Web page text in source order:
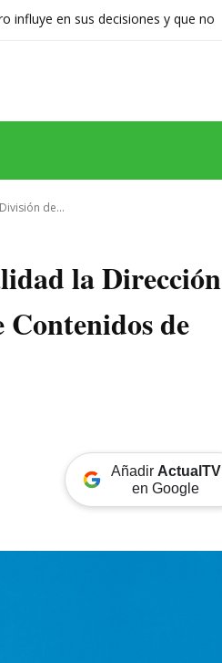
influye en sus decisiones y que no
de...
la Dirección
de
Añadir ActualTV
en Google